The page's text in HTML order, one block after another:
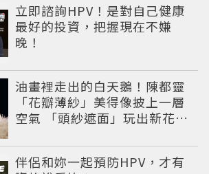
立即諮詢HPV！是對自己健康
最好的投資，把握現在不嫌
晚！
油畫裡走出的白天鵝！陳都靈
「花瓣薄紗」美得像披上一層
空氣 「頭紗遮面」玩出新花樣
伴侶和妳一起預防HPV，才有